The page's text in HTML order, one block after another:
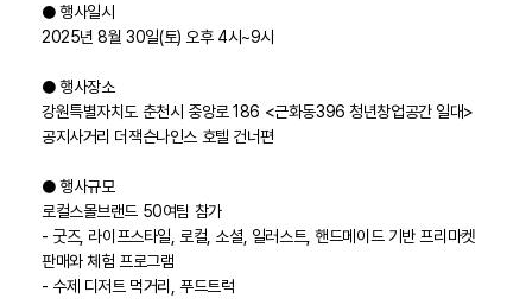
● 행사일시
2025년 8월 30일(토) 오후 4시~9시
● 행사장소
강원특별자치도 춘천시 중앙로 186 <근화동396 청년창업공간 일대>
공지사거리 더잭슨나인스 호텔 건너편
● 행사규모
로컬스몰브랜드 50여팀 참가
- 굿즈, 라이프스타일, 로컬, 소셜, 일러스트, 핸드메이드 기반 프리마켓
판매와 체험 프로그램
- 수제 디저트 먹거리, 푸드트럭